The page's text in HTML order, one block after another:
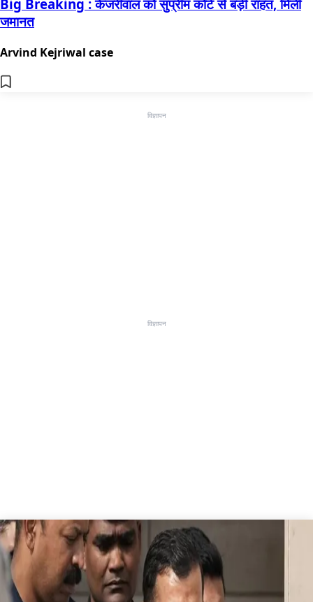
Big Breaking : केजरीवाल को सुप्रीम कोर्ट से बड़ी राहत, मिली
जमानत
Arvind Kejriwal case
विज्ञापन
विज्ञापन